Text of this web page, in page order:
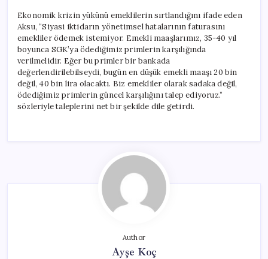
Ekonomik krizin yükünü emeklilerin sırtlandığını ifade eden
Aksu, “Siyasi iktidarın yönetimsel hatalarının faturasını
emekliler ödemek istemiyor. Emekli maaşlarımız, 35-40 yıl
boyunca SGK’ya ödediğimiz primlerin karşılığında
verilmelidir. Eğer bu primler bir bankada
değerlendirilebilseydi, bugün en düşük emekli maaşı 20 bin
değil, 40 bin lira olacaktı. Biz emekliler olarak sadaka değil,
ödediğimiz primlerin güncel karşılığını talep ediyoruz.”
sözleriyle taleplerini net bir şekilde dile getirdi.
Author
Ayşe Koç